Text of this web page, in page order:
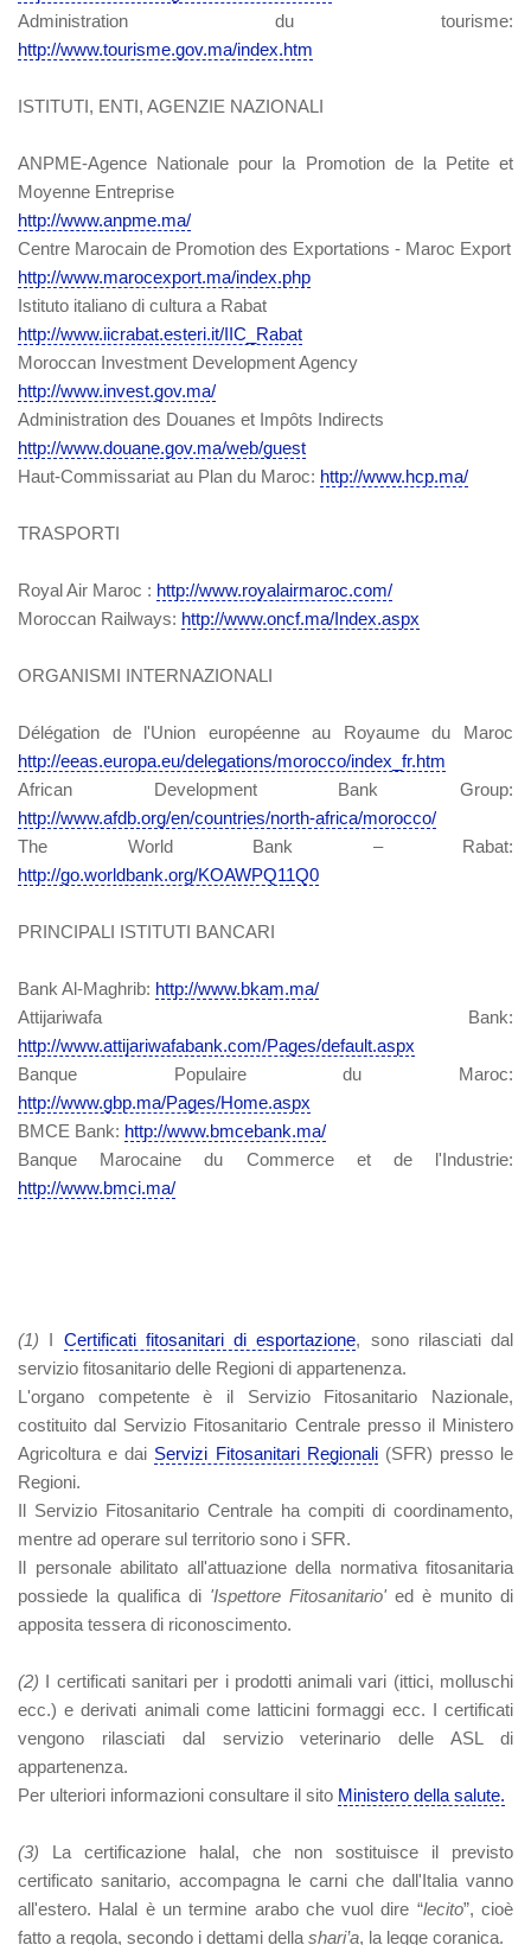
Administration du tourisme:
http://www.tourisme.gov.ma/index.htm
ISTITUTI, ENTI, AGENZIE NAZIONALI
ANPME-Agence Nationale pour la Promotion de la Petite et
Moyenne Entreprise
http://www.anpme.ma/
Centre Marocain de Promotion des Exportations - Maroc Export
http://www.marocexport.ma/index.php
Istituto italiano di cultura a Rabat
http://www.iicrabat.esteri.it/IIC_Rabat
Moroccan Investment Development Agency
http://www.invest.gov.ma/
Administration des Douanes et Impôts Indirects
http://www.douane.gov.ma/web/guest
Haut-Commissariat au Plan du Maroc: http://www.hcp.ma/
TRASPORTI
Royal Air Maroc : http://www.royalairmaroc.com/
Moroccan Railways: http://www.oncf.ma/Index.aspx
ORGANISMI INTERNAZIONALI
Délégation de l'Union européenne au Royaume du Maroc
http://eeas.europa.eu/delegations/morocco/index_fr.htm
African Development Bank Group:
http://www.afdb.org/en/countries/north-africa/morocco/
The World Bank – Rabat:
http://go.worldbank.org/KOAWPQ11Q0
PRINCIPALI ISTITUTI BANCARI
Bank Al-Maghrib: http://www.bkam.ma/
Attijariwafa Bank:
http://www.attijariwafabank.com/Pages/default.aspx
Banque Populaire du Maroc:
http://www.gbp.ma/Pages/Home.aspx
BMCE Bank: http://www.bmcebank.ma/
Banque Marocaine du Commerce et de l'Industrie:
http://www.bmci.ma/
(1) I Certificati fitosanitari di esportazione, sono rilasciati dal
servizio fitosanitario delle Regioni di appartenenza.
L'organo competente è il Servizio Fitosanitario Nazionale,
costituito dal Servizio Fitosanitario Centrale presso il Ministero
Agricoltura e dai Servizi Fitosanitari Regionali(SFR) presso le
Regioni.
Il Servizio Fitosanitario Centrale ha compiti di coordinamento,
mentre ad operare sul territorio sono i SFR.
Il personale abilitato all'attuazione della normativa fitosanitaria
possiede la qualifica di 'Ispettore Fitosanitario' ed è munito di
apposita tessera di riconoscimento.
(2) I certificati sanitari per i prodotti animali vari (ittici, molluschi
ecc.) e derivati animali come latticini formaggi ecc. I certificati
vengono rilasciati dal servizio veterinario delle ASL di
appartenenza.
Per ulteriori informazioni consultare il sito Ministero della salute.
(3) La certificazione halal, che non sostituisce il previsto
certificato sanitario, accompagna le carni che dall'Italia vanno
all'estero. Halal è un termine arabo che vuol dire “lecito”, cioè
fatto a regola, secondo i dettami della shari’a, la legge coranica.